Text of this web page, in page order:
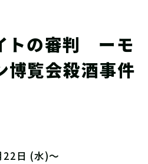
トの審判 ーモ
博覧会殺酒事件
日 (水)～